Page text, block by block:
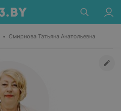
• Смирнова Татьяна Анатольевна